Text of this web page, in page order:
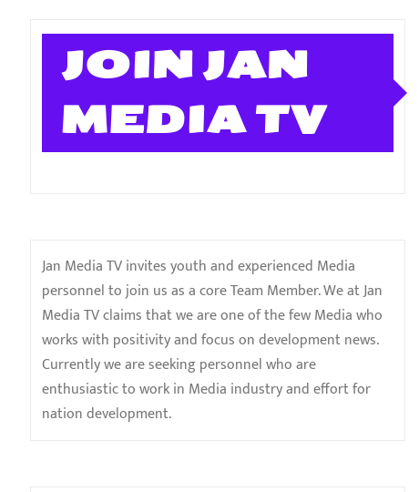
JOIN JAN
MEDIA TV
Jan Media TV invites youth and experienced Media
personnel to join us as a core Team Member. We at Jan
Media TV claims that we are one of the few Media who
works with positivity and focus on development news.
Currently we are seeking personnel who are
enthusiastic to work in Media industry and effort for
nation development.